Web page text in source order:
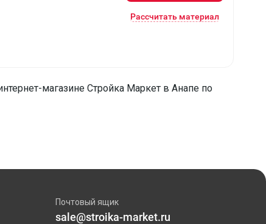
Рассчитать материал
магазине Стройка Маркет в Анапе по
Почтовый ящик
sale@stroika-market.ru